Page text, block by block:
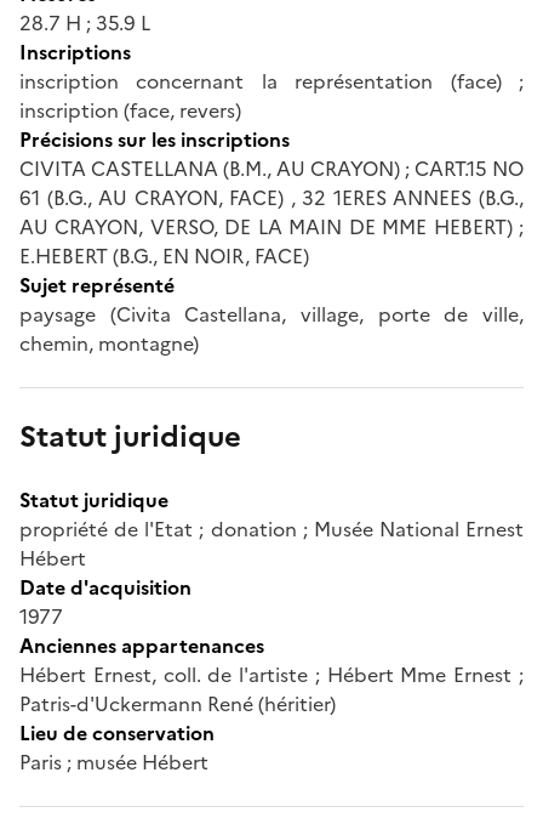
28.7 H ; 35.9 L
Inscriptions
inscription concernant la représentation (face) ;
inscription (face, revers)
Précisions sur les inscriptions
CIVITA CASTELLANA (B.M., AU CRAYON) ; CART.15 NO
61 (B.G., AU CRAYON, FACE) , 32 1ERES ANNEES (B.G.,
AU CRAYON, VERSO, DE LA MAIN DE MME HEBERT) ;
E.HEBERT (B.G., EN NOIR, FACE)
Sujet représenté
paysage (Civita Castellana, village, porte de ville,
chemin, montagne)
Statut juridique
Statut juridique
propriété de l'Etat ; donation ; Musée National Ernest
Hébert
Date d'acquisition
1977
Anciennes appartenances
Hébert Ernest, coll. de l'artiste ; Hébert Mme Ernest ;
Patris-d'Uckermann René (héritier)
Lieu de conservation
Paris ; musée Hébert